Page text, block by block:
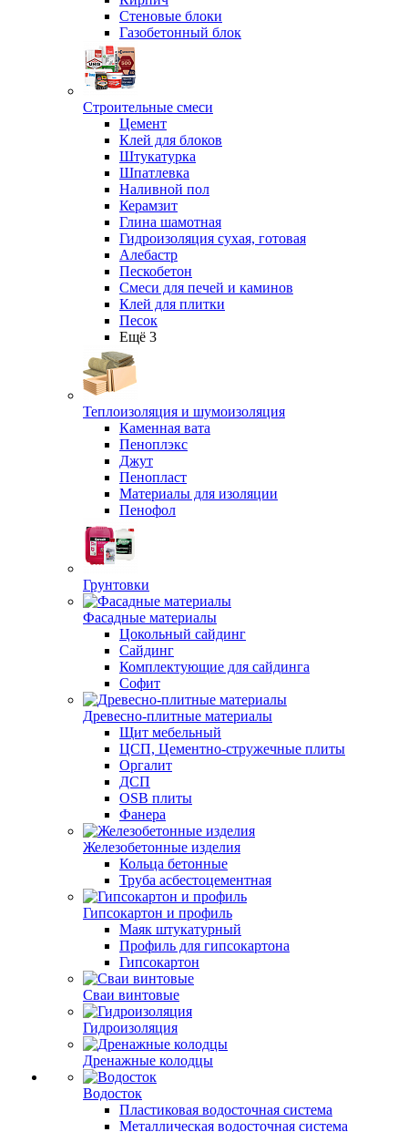
Стеновые блоки
Газобетонный блок
Строительные смеси
Цемент
Клей для блоков
Штукатурка
Шпатлевка
Наливной пол
Керамзит
Глина шамотная
Гидроизоляция сухая, готовая
Алебастр
Пескобетон
Смеси для печей и каминов
Клей для плитки
Песок
Ещё 3
Теплоизоляция и шумоизоляция
Каменная вата
Пеноплэкс
Джут
Пенопласт
Материалы для изоляции
Пенофол
Грунтовки
Фасадные материалы
Цокольный сайдинг
Сайдинг
Комплектующие для сайдинга
Софит
Древесно-плитные материалы
Щит мебельный
ЦСП, Цементно-стружечные плиты
Оргалит
ДСП
OSB плиты
Фанера
Железобетонные изделия
Кольца бетонные
Труба асбестоцементная
Гипсокартон и профиль
Маяк штукатурный
Профиль для гипсокартона
Гипсокартон
Сваи винтовые
Гидроизоляция
Дренажные колодцы
Водосток
Пластиковая водосточная система
Металлическая водосточная система